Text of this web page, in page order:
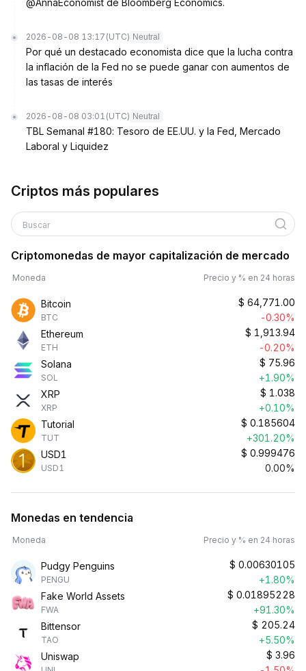
@AnnaEconomist de Bloomberg Economics.
2026-08-08 13:17 (UTC) Neutral
Por qué un destacado economista dice que la lucha contra
la inflación de la Fed no se puede ganar con aumentos de
las tasas de interés
2026-08-08 03:01 (UTC) Neutral
TBL Semanal #180: Tesoro de EE.UU. y la Fed, Mercado
Laboral y Liquidez
Criptos más populares
Buscar
Criptomonedas de mayor capitalización de mercado
Moneda Precio y % en 24 horas
Bitcoin
BTC
$ 64,771.00
-0.30%
Ethereum
ETH
$ 1,913.94
-0.20%
Solana
SOL
$ 75.96
+1.90%
XRP
XRP
$ 1.038
+0.10%
Tutorial
TUT
$ 0.185604
+301.20%
USD1
USD1
$ 0.999476
0.00%
Monedas en tendencia
Moneda Precio y % en 24 horas
Pudgy Penguins
PENGU
$ 0.00630105
+1.80%
Fake World Assets
FWA
$ 0.01895228
+91.30%
Bittensor
TAO
$ 205.24
+5.50%
Uniswap
$ 3.96